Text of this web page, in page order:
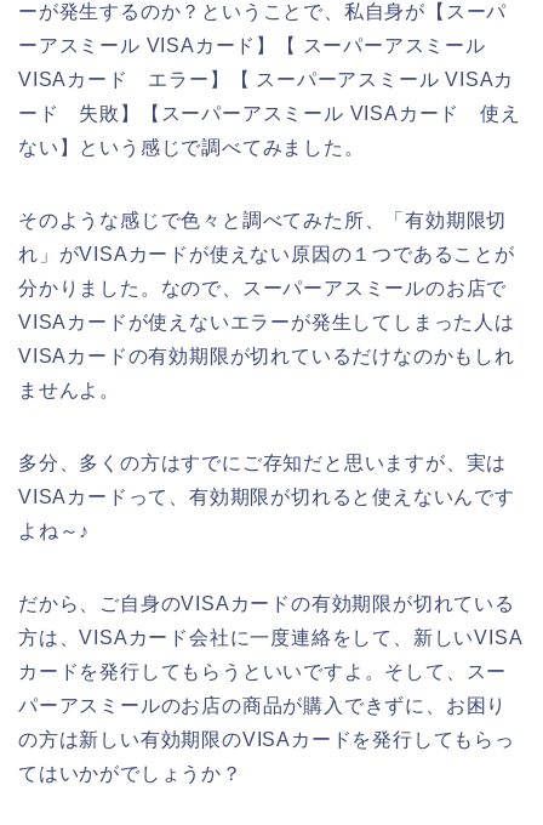
ーが発生するのか？ということで、私自身が【スーパ
ーアスミール VISAカード】【 スーパーアスミール
VISAカード エラー】【 スーパーアスミール VISAカ
ード 失敗】【スーパーアスミール VISAカード 使え
ない】という感じで調べてみました。
そのような感じで色々と調べてみた所、「有効期限切
れ」がVISAカードが使えない原因の１つであることが
分かりました。なので、スーパーアスミールのお店で
VISAカードが使えないエラーが発生してしまった人は
VISAカードの有効期限が切れているだけなのかもしれ
ませんよ。
多分、多くの方はすでにご存知だと思いますが、実は
VISAカードって、有効期限が切れると使えないんです
よね～♪
だから、ご自身のVISAカードの有効期限が切れている
方は、VISAカード会社に一度連絡をして、新しいVISA
カードを発行してもらうといいですよ。そして、スー
パーアスミールのお店の商品が購入できずに、お困り
の方は新しい有効期限のVISAカードを発行してもらっ
てはいかがでしょうか？